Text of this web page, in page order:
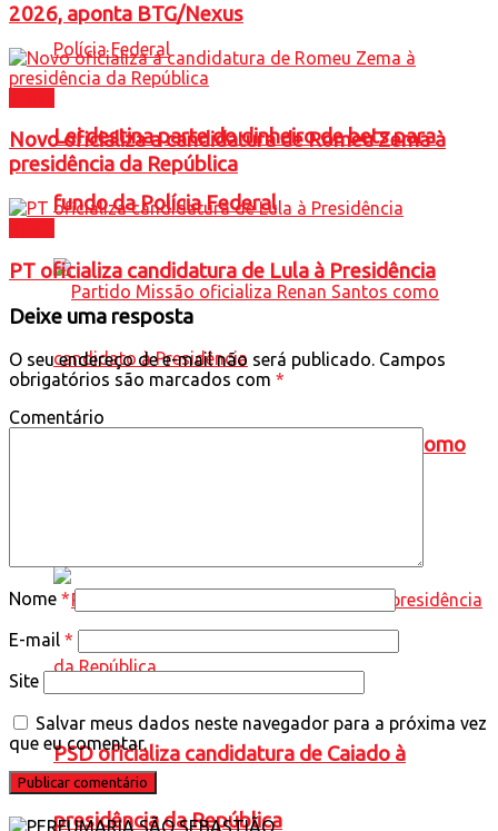
Lei destina parte do dinheiro de bets para
fundo da Polícia Federal
Partido Missão oficializa Renan Santos como
PSD oficializa candidatura de Caiado à
presidência da República
2026, aponta BTG/Nexus
Novo oficializa a candidatura de Romeu Zema à
presidência da República
PT oficializa candidatura de Lula à Presidência
Deixe uma resposta
O seu endereço de e-mail não será publicado. Campos
obrigatórios são marcados com *
Comentário
Nome *
E-mail *
Site
Salvar meus dados neste navegador para a próxima vez
que eu comentar.